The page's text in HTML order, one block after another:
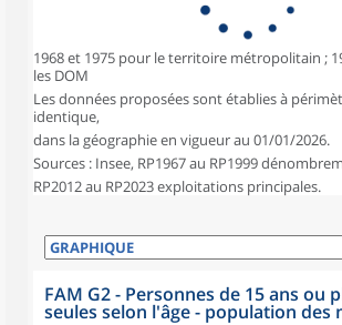
1968 et 1975 pour le territoire métropolitain ;
les DOM
Les données proposées sont établies à
identique,
dans la géographie en vigueur au 01/01/2026.
Sources : Insee, RP1967 au RP1999
RP2012 au RP2023 exploitations principales.
FAM G2 - Personnes de 15 ans ou
seules selon l'âge - population des